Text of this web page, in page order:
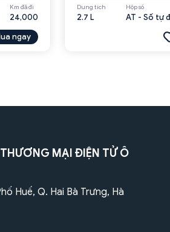
Km đã đi
24,000
ngay
Dung tích
2.7 L
Hộp số
AT - Số tự
MẠI ĐIỆN TỬ Ô
Huế, Q. Hai Bà Trưng, Hà